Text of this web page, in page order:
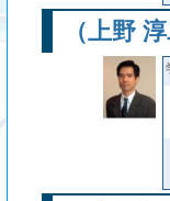
（上野 淳